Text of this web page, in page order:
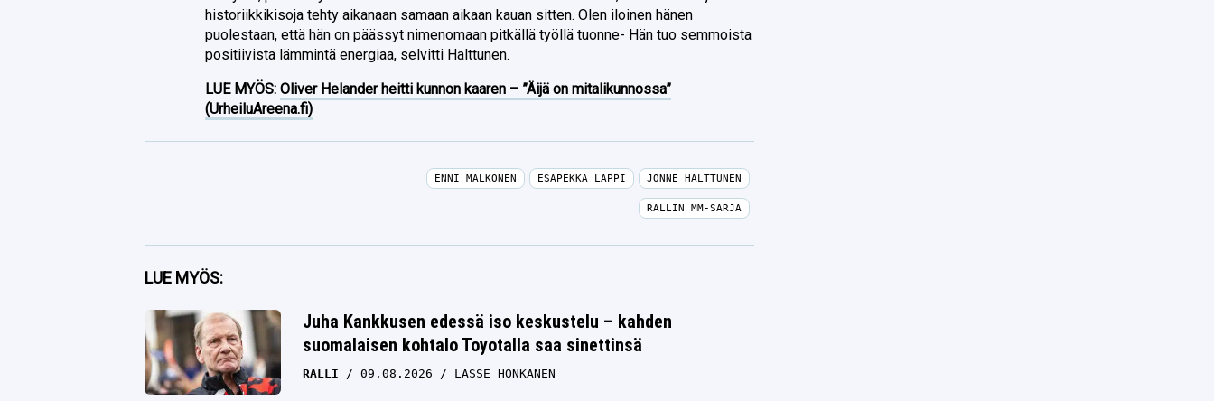
historiikkikisoja tehty aikanaan samaan aikaan kauan sitten. Olen iloinen hänen
puolestaan, että hän on päässyt nimenomaan pitkällä työllä tuonne- Hän tuo semmoista
positiivista lämmintä energiaa, selvitti Halttunen.
LUE MYÖS:Oliver Helander heitti kunnon kaaren – ”Äijä on mitalikunnossa”
(UrheiluAreena.fi)
Whatsapp
ENNI MÄLKÖNEN ESAPEKKA LAPPI JONNE HALTTUNEN
RALLIN MM-SARJA
LUE MYÖS:
Juha Kankkusen edessä iso keskustelu – kahden
suomalaisen kohtalo Toyotalla saa sinettinsä
RALLI 09.08.2026 LASSE HONKANEN